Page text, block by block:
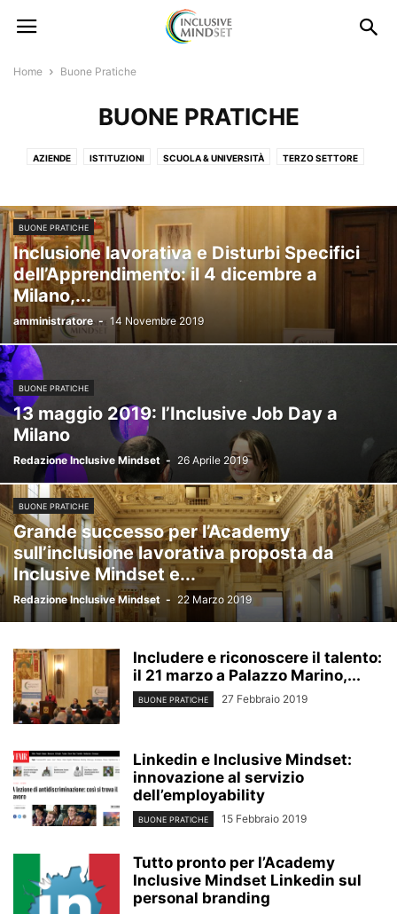
Home Buone Pratiche
BUONE PRATICHE
AZIENDE ISTITUZIONI SCUOLA & UNIVERSITÀ TERZO SETTORE
BUONE PRATICHE
Inclusione lavorativa e Disturbi Specifici
dell’Apprendimento: il 4 dicembre a
Milano,...
amministratore - 14 Novembre 2019
BUONE PRATICHE
13 maggio 2019: l’Inclusive Job Day a
Milano
Redazione Inclusive Mindset - 26 Aprile 2019
BUONE PRATICHE
Grande successo per l’Academy
sull’inclusione lavorativa proposta da
Inclusive Mindset e...
Redazione Inclusive Mindset - 22 Marzo 2019
Includere e riconoscere il talento:
il 21 marzo a Palazzo Marino,...
BUONE PRATICHE 27 Febbraio 2019
Linkedin e Inclusive Mindset:
innovazione al servizio
dell’employability
BUONE PRATICHE 15 Febbraio 2019
Tutto pronto per l’Academy
Inclusive Mindset Linkedin sul
personal branding